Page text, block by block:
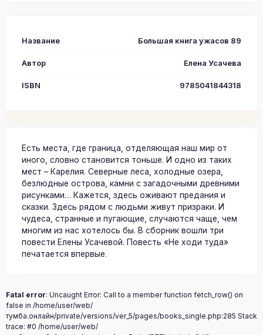
Название Большая книга ужасов 89
Автор Елена Усачева
ISBN 9785041844318
Есть места, где граница, отделяющая наш мир от
иного, словно становится тоньше. И одно из таких
мест – Карелия. Северные леса, холодные озера,
безлюдные острова, камни с загадочными древними
рисунками… Кажется, здесь оживают предания и
сказки. Здесь рядом с людьми живут призраки. И
чудеса, странные и пугающие, случаются чаще, чем
многим из нас хотелось бы. В сборник вошли три
повести Елены Усачевой. Повесть «Не ходи туда»
печатается впервые.
Fatal error: Uncaught Error: Call to a member function fetch_row() on
false in /home/user/web/
тумба.онлайн/private/versions/ver_5/pages/books_single.php:285 Stack
trace: #0 /home/user/web/